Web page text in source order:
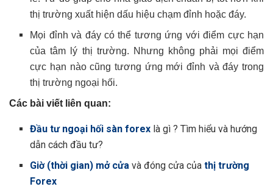
thị trường xuất hiện dấu hiệu chạm đỉnh hoặc đáy.
Mọi đỉnh và đáy có thể tương ứng với điểm cực hạn
của tâm lý thị trường. Nhưng không phải mọi điểm
cực hạn nào cũng tương ứng mới đỉnh và đáy trong
thị trường ngoại hối.
Các bài viết liên quan:
Đầu tư ngoại hối sàn forex là gì ? Tìm hiểu và hướng
dẫn cách đầu tư?
Giờ (thời gian) mở cửa và đóng cửa củathị trường
Forex